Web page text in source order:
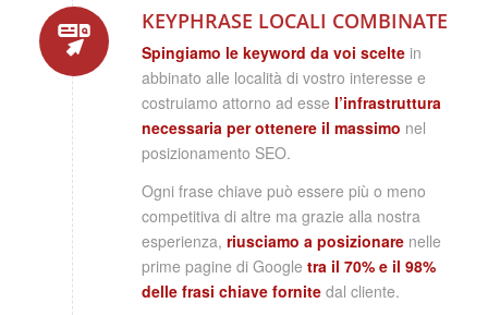
KEYPHRASE LOCALI COMBINATE
Spingiamo le keyword da voi sceltein
abbinato alle località di vostro interesse e
costruiamo attorno ad esse l’infrastruttura
necessaria per ottenere il massimo nel
posizionamento SEO.
Ogni frase chiave può essere più o meno
competitiva di altre ma grazie alla nostra
esperienza, riusciamo a posizionarenelle
prime pagine di Google tra il 70% e il 98%
delle frasi chiave fornitedal cliente.